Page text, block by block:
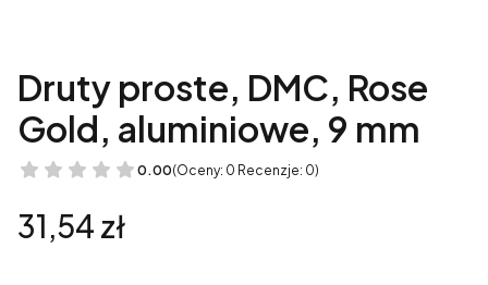
Druty proste, DMC, Rose
Gold, aluminiowe, 9 mm
0.00(Oceny: 0 Recenzje: 0)
Cena
31,54 zł